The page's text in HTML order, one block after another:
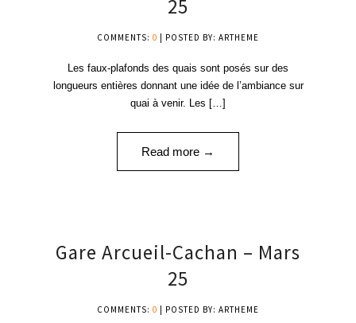
25
COMMENTS: 0 | POSTED BY: ARTHEME
Les faux-plafonds des quais sont posés sur des
longueurs entières donnant une idée de l’ambiance sur
quai à venir. Les […]
Read more →
20
Gare Arcueil-Cachan – Mars
25
COMMENTS: 0 | POSTED BY: ARTHEME